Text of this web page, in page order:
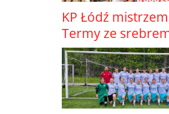
KP Łódź
Termy ze